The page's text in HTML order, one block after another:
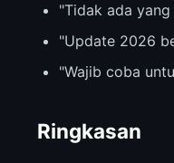
"Tidak ada
"Update 2026
"Wajib coba
Ringkasan